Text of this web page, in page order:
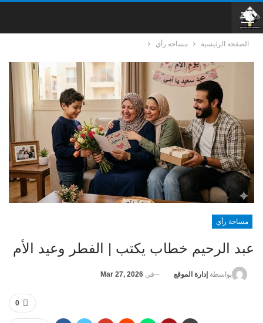
الصفحة الرئيسية مساحة رأي
مساحة رأي
عبد الرحيم خطاب يكتب | الفطر وعيد الأم
بواسطة إدارة الموقع في Mar 27, 2026
0